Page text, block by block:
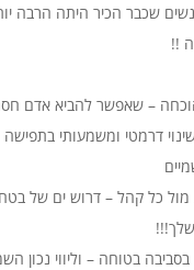
שכבר הכיר היתה הרבה
!!
– שאפשר להביא אדם חסר
דרמטי ומשמעותי
מול כל קהל – דרוש ים של
בסביבה בטוחה – וליווי נכון